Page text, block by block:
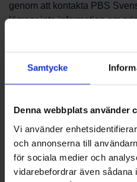
Samtycke
Denna webbplats använder
Vi använder
och annonserna till
för sociala medier och
vidarebefordrar även sådana
genom att kontakta PBS
lämnar inte information om
för aktuell information och
utifrån lagerstatus och dina
Montering av reservdelar bör
eller tekniker i enlighet med
Om du behöver hjälp att hitta
instruktioner, kan vår support
PBS Svensk Värmekälla AB